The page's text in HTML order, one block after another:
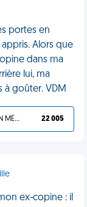
portes en
Alors que
dans ma
lui, ma
à goûter. VDM
TU L'AS BIEN MÉRITÉ 22 005
ex-copine : il